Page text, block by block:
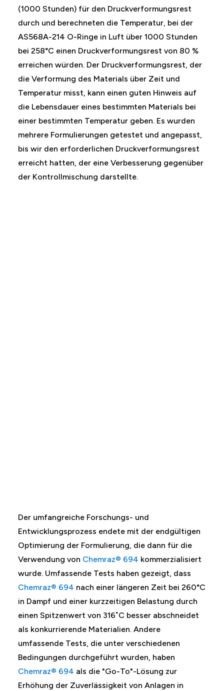
(1000 Stunden) für den Druckverformungsrest
durch und berechneten die Temperatur, bei der
AS568A-214 O-Ringe in Luft über 1000 Stunden
bei 258°C einen Druckverformungsrest von 80 %
erreichen würden. Der Druckverformungsrest, der
die Verformung des Materials über Zeit und
Temperatur misst, kann einen guten Hinweis auf
die Lebensdauer eines bestimmten Materials bei
einer bestimmten Temperatur geben. Es wurden
mehrere Formulierungen getestet und angepasst,
bis wir den erforderlichen Druckverformungsrest
erreicht hatten, der eine Verbesserung gegenüber
der Kontrollmischung darstellte.
Der umfangreiche Forschungs- und
Entwicklungsprozess endete mit der endgültigen
Optimierung der Formulierung, die dann für die
Verwendung von Chemraz® 694 kommerzialisiert
wurde. Umfassende Tests haben gezeigt, dass
Chemraz® 694 nach einer längeren Zeit bei 260°C
in Dampf und einer kurzzeitigen Belastung durch
einen Spitzenwert von 316˚C besser abschneidet
als konkurrierende Materialien. Andere
umfassende Tests, die unter verschiedenen
Bedingungen durchgeführt wurden, haben
Chemraz® 694 als die "Go-To"-Lösung zur
Erhöhung der Zuverlässigkeit von Anlagen in